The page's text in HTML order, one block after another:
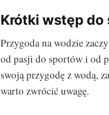
Krótki wstęp
Przygoda na wodzie
od pasji do sportów i od
swoją przygodę z wodą,
warto zwrócić uwagę.